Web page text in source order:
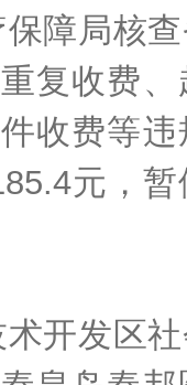
障局核
复收费
收费等
元，
开发区